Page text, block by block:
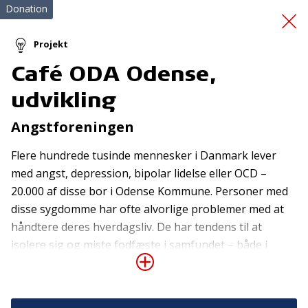
Førstehjælpskursus
Donation
Projekt
Café ODA Odense,
udvikling
Angstforeningen
Flere hundrede tusinde mennesker i Danmark lever
med angst, depression, bipolar lidelse eller OCD –
20.000 af disse bor i Odense Kommune. Personer med
disse sygdomme har ofte alvorlige problemer med at
håndtere deres hverdagsliv. De har tendens til at
isolere sig og miste fodfæste i samfundet – både i
deres private sociale liv og i forbindelse med
målrettet netop denne sårbare gruppe, har siden sin
Tilmeld nyhedsbrev
De seneste nyheder om TrygFondens og TryghedsGruppens
aktiviteter direkte i din indbakke.